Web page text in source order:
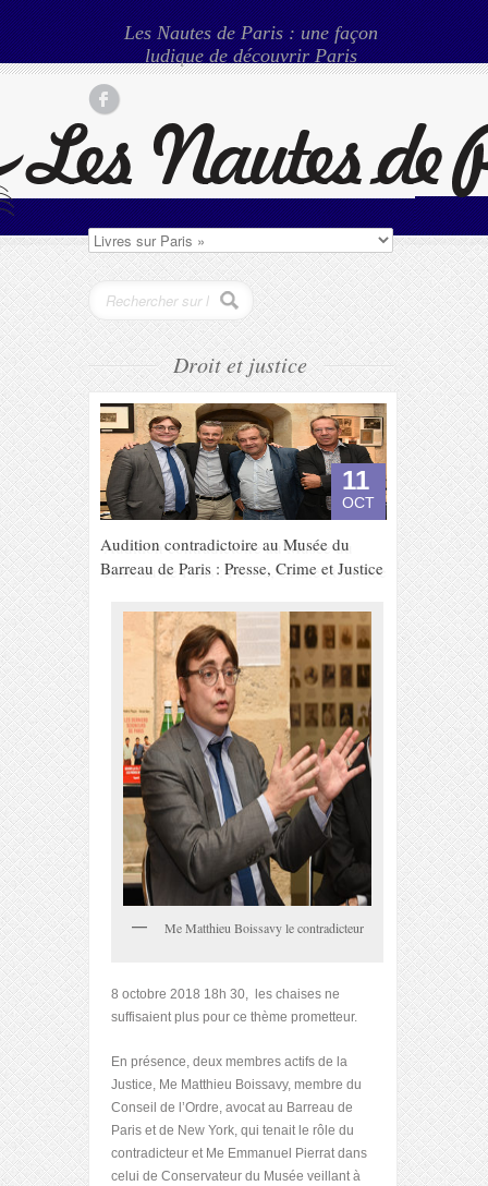
Les Nautes de Paris : une façon
ludique de découvrir Paris
Droit et justice
11
OCT
Audition contradictoire au Musée du
Barreau de Paris : Presse, Crime et Justice
Me Matthieu Boissavy le contradicteur
8 octobre 2018 18h 30, les chaises ne
suffisaient plus pour ce thème prometteur.
En présence, deux membres actifs de la
Justice, Me Matthieu Boissavy, membre du
Conseil de l’Ordre, avocat au Barreau de
Paris et de New York, qui tenait le rôle du
contradicteur et Me Emmanuel Pierrat dans
celui de Conservateur du Musée veillant à